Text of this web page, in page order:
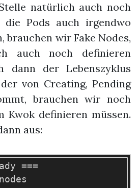
natürlich auch noch
Pods auch irgendwo
brauchen wir Fake Nodes,
auch noch definieren
dann der Lebenszyklus
von Creating, Pending
brauchen wir noch
Kwok definieren müssen.
aus:
===